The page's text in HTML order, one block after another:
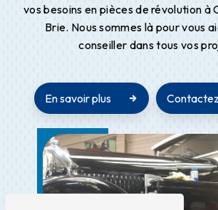
vos besoins en pièces de révolution à
Brie. Nous sommes là pour vous
conseiller dans tous vos
En savoir plus